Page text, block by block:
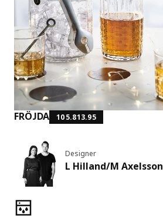
FRÖJDA 105.813.95
Designer
L Hilland/M Axelsson
Caratteristiche del prodotto